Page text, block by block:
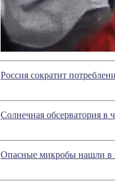
Россия сократит
Солнечная обсерватория в
Опасные микробы нашли в